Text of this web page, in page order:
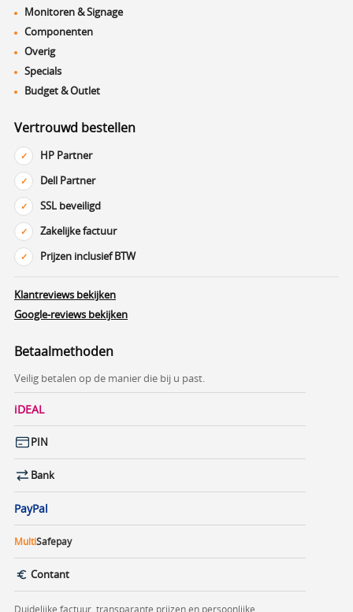
Monitoren & Signage
Componenten
Overig
Specials
Budget & Outlet
Vertrouwd bestellen
HP Partner
Dell Partner
SSL beveiligd
Zakelijke factuur
Prijzen inclusief BTW
Klantreviews bekijken
Google-reviews bekijken
Betaalmethoden
Veilig betalen op de manier die bij u past.
iDEAL
PIN
Bank
PayPal
MultiSafepay
Contant
Duidelijke factuur, transparante prijzen en persoonlijke